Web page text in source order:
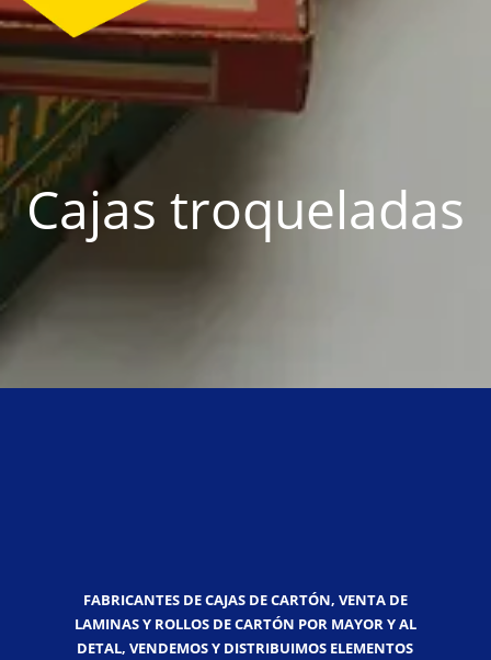
Cajas troqueladas
FABRICANTES DE CAJAS DE CARTÓN, VENTA DE
LAMINAS Y ROLLOS DE CARTÓN POR MAYOR Y AL
DETAL, VENDEMOS Y DISTRIBUIMOS ELEMENTOS